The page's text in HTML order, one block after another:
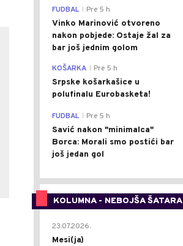
FUDBAL Pre 5 h
Vinko Marinović otvoreno
nakon pobjede: Ostaje žal za
bar još jednim golom
KOŠARKA Pre 5 h
Srpske košarkašice u
polufinalu Eurobasketa!
FUDBAL Pre 5 h
Savić nakon "minimalca"
Borca: Morali smo postići bar
još jedan gol
KOLUMNA - NEBOJŠA ŠATARA
23.07.2026.
Mesi(ja)